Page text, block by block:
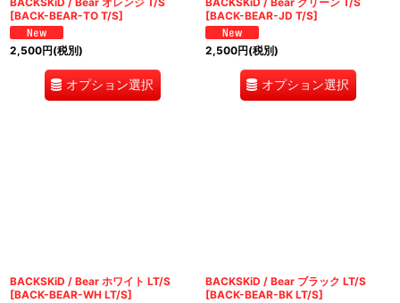
[BACK-BEAR-TO T/S]
2,500円(税別)
オプション選択
[BACK-BEAR-JD T/S]
2,500円(税別)
オプション選択
BACKSKiD / Bear ホワイト LT/S
[BACK-BEAR-WH LT/S]
BACKSKiD / Bear ブラック LT/S
[BACK-BEAR-BK LT/S]